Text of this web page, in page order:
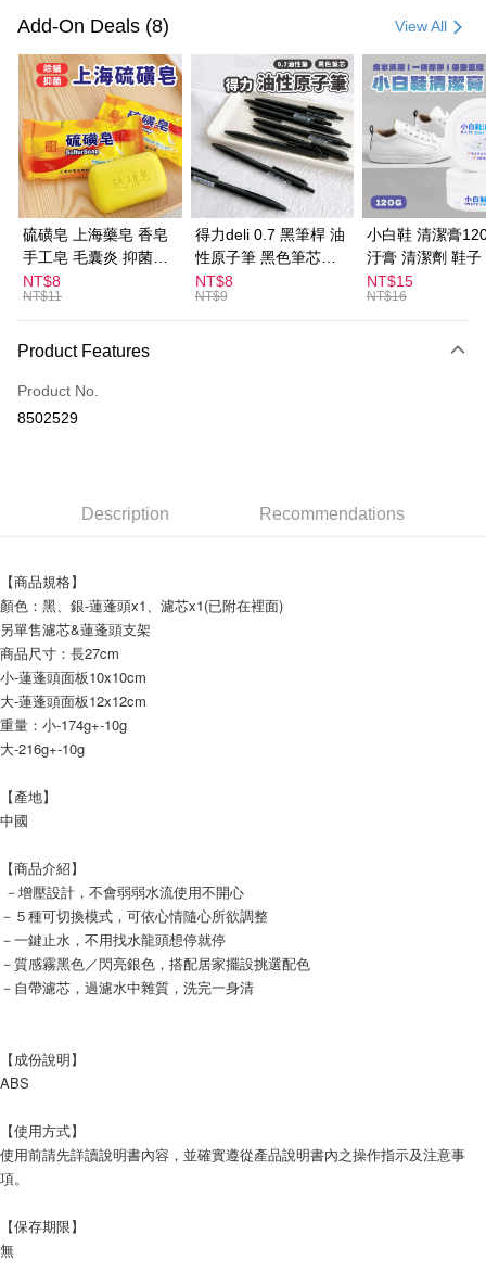
Credit Card (Full Payment)
Convenience Store Pickup and Pay
LINE Pay
Apple Pay
JKOPAY
Easy Wallet
ATM Transfer
全家取貨付款
付款後全家取貨
NT$60/order | Free shipping on orders of NT$599 or more
NT$60/order | Free shipping on orders of NT$599 or more
宅配
NT$120/order | Free shipping on orders of NT$1,999 or more
Add-On Deals (8) View All
硫磺皂 上海藥皂 香皂
手工皂 毛囊炎 抑菌除
蟎 清潔護膚 去油去痘
寵物皮膚病 狗狗貓咪
NT$8
NT$11
得力deli 0.7 黑筆桿 油
性原子筆 黑色筆芯
S304
NT$8
NT$9
小白鞋 清潔膏
汙膏 清潔劑 鞋子
漬 白皮鞋 鞋油
NT$15
NT$16
Product Features
Product No.
8502529
Description Recommendations
【商品規格】
顏色：黑、銀-蓮蓬頭x1、濾芯x1(已附在裡面)
另單售濾芯&蓮蓬頭支架
商品尺寸：長27cm
小-蓮蓬頭面板10x10cm
大-蓮蓬頭面板12x12cm
重量：小-174g+-10g
大-216g+-10g
【產地】
中國
【商品介紹】
－增壓設計，不會弱弱水流使用不開心
－５種可切換模式，可依心情隨心所欲調整
－一鍵止水，不用找水龍頭想停就停
－質感霧黑色／閃亮銀色，搭配居家擺設挑選配色
－自帶濾芯，過濾水中雜質，洗完一身清
【成份說明】
ABS
【使用方式】
使用前請先詳讀說明書內容，並確實遵從產品說明書內之操作指示及注意事
項。
【保存期限】
無